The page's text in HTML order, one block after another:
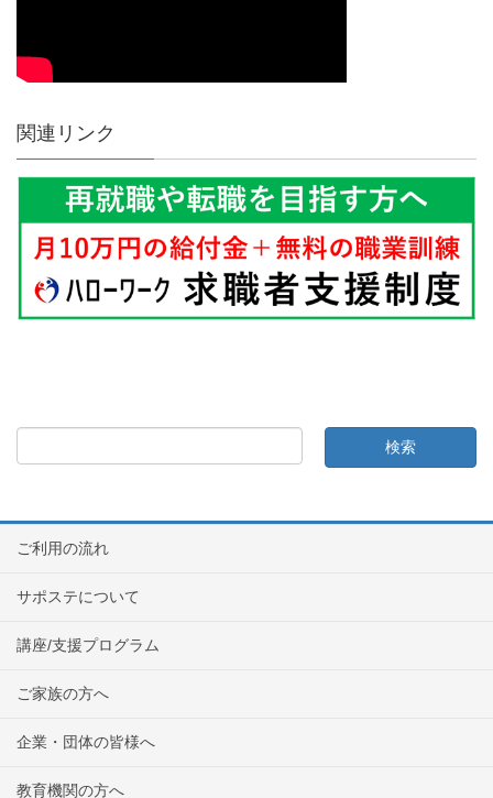
関連リンク
ご利用の流れ
サポステについて
講座/支援プログラム
ご家族の方へ
企業・団体の皆様へ
教育機関の方へ